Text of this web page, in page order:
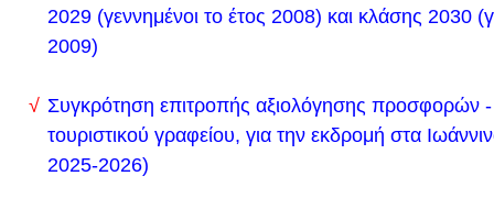
Ενημέρωση για τη λήψη μέτρων προστασίας για
μετάδοσης λοιμώξεων του αναπνευστικού
19, για το σχολικό έτος 2023-2024
Σας ενημερώνουμε ότι η είσοδος στο ΓΕΛ
το επόμενο διάστημα και για όσο χρειαστεί από την
2029 (γεννημένοι το έτος 2008) και κλάσης 2030
2009)
Συγκρότηση επιτροπής αξιολόγησης προσφορών
τουριστικού γραφείου, για την εκδρομή στα
2025-2026)